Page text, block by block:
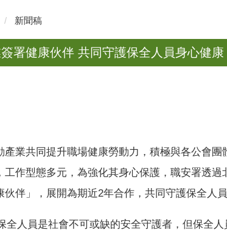
新聞稿
署健康伙伴 共同守護保全人員身心健康
業共同提升職場健康勞動力，積極與各公會
作型態多元，為強化其身心保護，職安署透過
伙伴」，展開為期近2年合作，共同守護保全人員
人員是社會不可或缺的安全守護者，但保全